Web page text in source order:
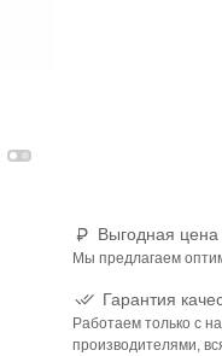
Выгодная цена
Мы предлагаем
Гарантия
Работаем только с
производителями,